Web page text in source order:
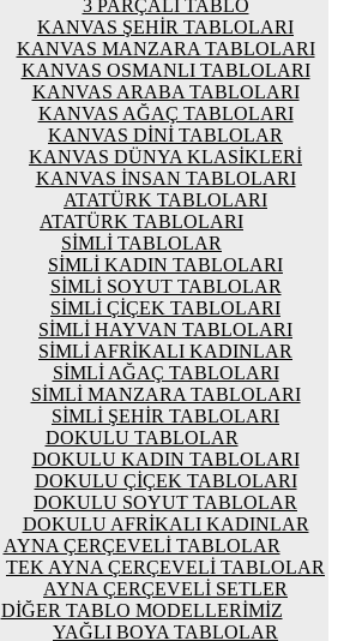
3 PARÇALI TABLO
KANVAS ŞEHIR TABLOLARI
KANVAS MANZARA TABLOLARI
KANVAS OSMANLI TABLOLARI
KANVAS ARABA TABLOLARI
KANVAS AĞAÇ TABLOLARI
KANVAS DINI TABLOLAR
KANVAS DÜNYA KLASIKLERI
KANVAS İNSAN TABLOLARI
ATATÜRK TABLOLARI
ATATÜRK TABLOLARI
SIMLI TABLOLAR
SIMLI KADIN TABLOLARI
SIMLI SOYUT TABLOLAR
SIMLI ÇIÇEK TABLOLARI
SIMLI HAYVAN TABLOLARI
SIMLI AFRIKALI KADINLAR
SIMLI AĞAÇ TABLOLARI
SIMLI MANZARA TABLOLARI
SIMLI ŞEHIR TABLOLARI
DOKULU TABLOLAR
DOKULU KADIN TABLOLARI
DOKULU ÇIÇEK TABLOLARI
DOKULU SOYUT TABLOLAR
DOKULU AFRIKALI KADINLAR
AYNA ÇERÇEVELI TABLOLAR
TEK AYNA ÇERÇEVELI TABLOLAR
AYNA ÇERÇEVELI SETLER
DIĞER TABLO MODELLERIMIZ
YAĞLI BOYA TABLOLAR